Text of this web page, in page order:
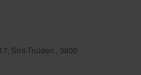
Sint-Truiden , 3800